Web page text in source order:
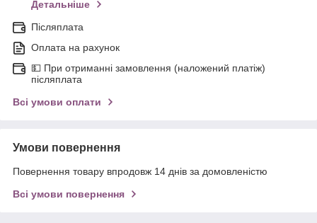
Детальніше
Післяплата
Оплата на рахунок
💵 При отриманні замовлення (наложений платіж)
післяплата
Всі умови оплати
Умови повернення
Повернення товару впродовж 14 днів за домовленістю
Всі умови повернення